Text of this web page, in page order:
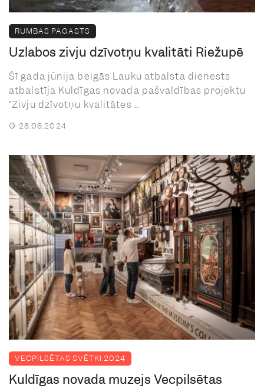
RUMBAS PAGASTS
Uzlabos zivju dzīvotņu kvalitāti Riežupē
Šī gada jūnija beigās Lauku atbalsta dienests
atbalstīja Kuldīgas novada pašvaldības projektu
“Zivju dzīvotņu kvalitātes ...
28.06.2024
VECPILSĒTAS SVĒTKI 2024
Kuldīgas novada muzejs Vecpilsētas